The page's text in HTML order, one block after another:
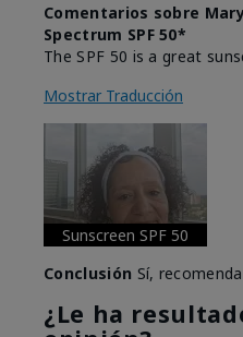
Comentarios sobre
Spectrum SPF 50*
The SPF 50 is a great
Mostrar Traducción
Sunscreen SPF 50
Conclusión Sí,
¿Le ha